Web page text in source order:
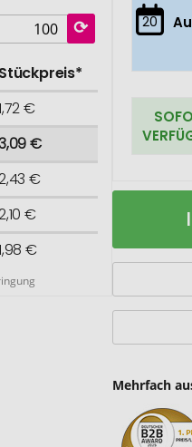
Stückpreis*
€
€
€
€
€
20
Mega
Bestseller
Auf
Mehrfach